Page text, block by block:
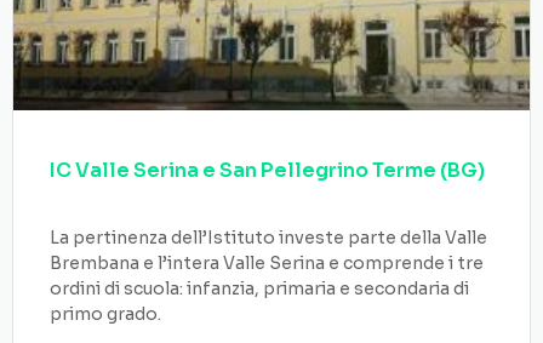
IC Valle Serina e San Pellegrino Terme (BG)
La pertinenza dell’Istituto investe parte della Valle
Brembana e l’intera Valle Serina e comprende i tre
ordini di scuola: infanzia, primaria e secondaria di
primo grado.